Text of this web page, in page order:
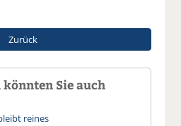
Zurück
Sie auch
reines